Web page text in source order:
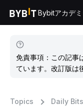
Bybitアカデ
免責事項：この記事
ています。改訂版は
Topics Daily Bits